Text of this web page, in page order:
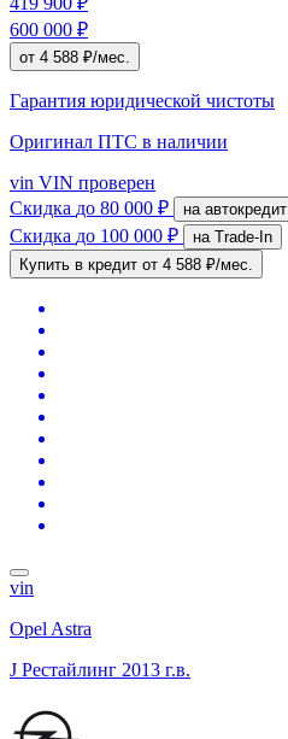
600 000 ₽
от 4 588 ₽/мес.
Гарантия юридической чистоты
Оригинал ПТС в наличии
vin VIN проверен
Скидка до 80 000 ₽ на автокредит
Скидка до 100 000 ₽
на Trade-In
Купить в кредит от 4 588 ₽/мес.
vin
Opel Astra
J Рестайлинг 2013 г.в.